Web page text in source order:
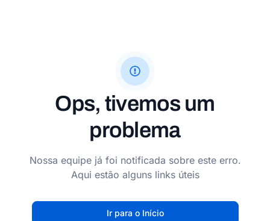
Ops, tivemos um
problema
Nossa equipe já foi notificada sobre este erro.
Aqui estão alguns links úteis
Ir para o Início